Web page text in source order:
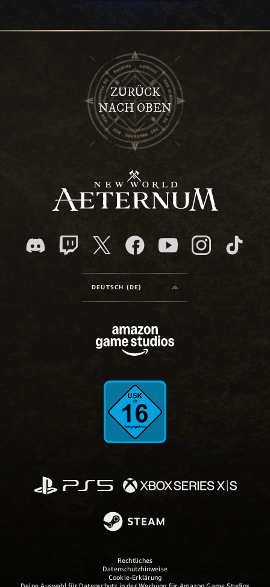
ZURÜCK
NACH OBEN
DEUTSCH (DE)
Rechtliches
Datenschutzhinweise
Cookie-Erklärung